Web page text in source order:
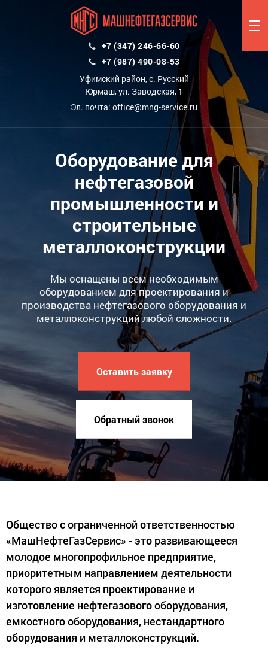
+7 (347) 246-66-60
+7 (987) 490-08-53
Уфимский район, с. Русский
Юрмаш, ул. Заводская, 1
Эл. почта: office@mng-service.ru
Оборудование для
нефтегазовой
промышленности и
строительные
металлоконструкции
Мы оснащены всем необходимым
оборудованием для проектирования и
производства нефтегазового оборудования и
металлоконструкций любой сложности.
Оставить заявку
Обратный звонок
Общество с ограниченной ответственностью
«МашНефтеГазСервис» - это развивающееся
молодое многопрофильное предприятие,
приоритетным направлением деятельности
которого является проектирование и
изготовление нефтегазового оборудования,
емкостного оборудования, нестандартного
оборудования и металлоконструкций.